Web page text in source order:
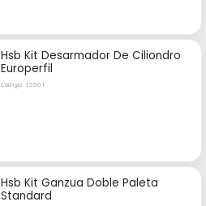
Hsb Kit Desarmador De Ciliondro
Europerfil
Código: 15501
Hsb Kit Ganzua Doble Paleta
Standard